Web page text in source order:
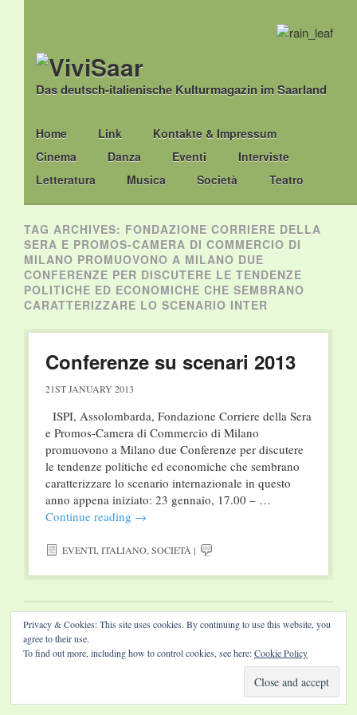
Das deutsch-italienische Kulturmagazin im Saarland
Main menu
Skip
to
content
Home Link
Kontakte & Impressum
Cinema
Danza Eventi
Interviste
Letteratura
Musica Società Teatro
TAG ARCHIVES: FONDAZIONE CORRIERE DELLA
SERA E PROMOS-CAMERA DI COMMERCIO DI
MILANO PROMUOVONO A MILANO DUE
CONFERENZE PER DISCUTERE LE TENDENZE
POLITICHE ED ECONOMICHE CHE SEMBRANO
CARATTERIZZARE LO SCENARIO INTER
Conferenze su scenari 2013
21ST JANUARY 2013
ISPI, Assolombarda, Fondazione Corriere della Sera
e Promos-Camera di Commercio di Milano
promuovono a Milano due Conferenze per discutere
le tendenze politiche ed economiche che sembrano
caratterizzare lo scenario internazionale in questo
anno appena iniziato: 23 gennaio, 17.00 – …
Continue reading →
EVENTI,ITALIANO,SOCIETÀ |
Website by Diamond Visions
Privacy & Cookies: This site uses cookies. By continuing to use this website, you
agree to their use.
To find out more, including how to control cookies, see here:Cookie Policy